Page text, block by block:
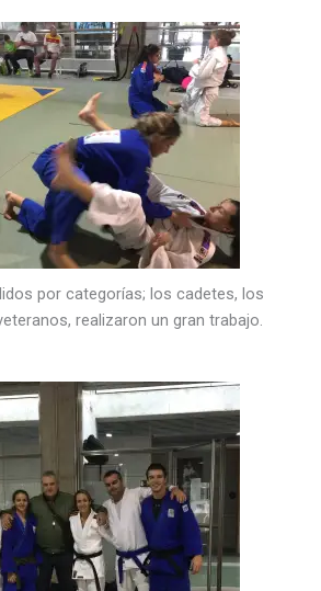
por categorías; los cadetes, los
realizaron un gran trabajo.